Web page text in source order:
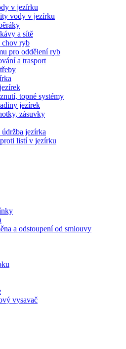
v jezírku
vody v jezírku
a sítě
chov ryb
pro oddělení ryb
a trasport
topné systémy
jezírek
zásuvky
údržba jezírka
listí v jezírku
a odstoupení od smlouvy
vysavač